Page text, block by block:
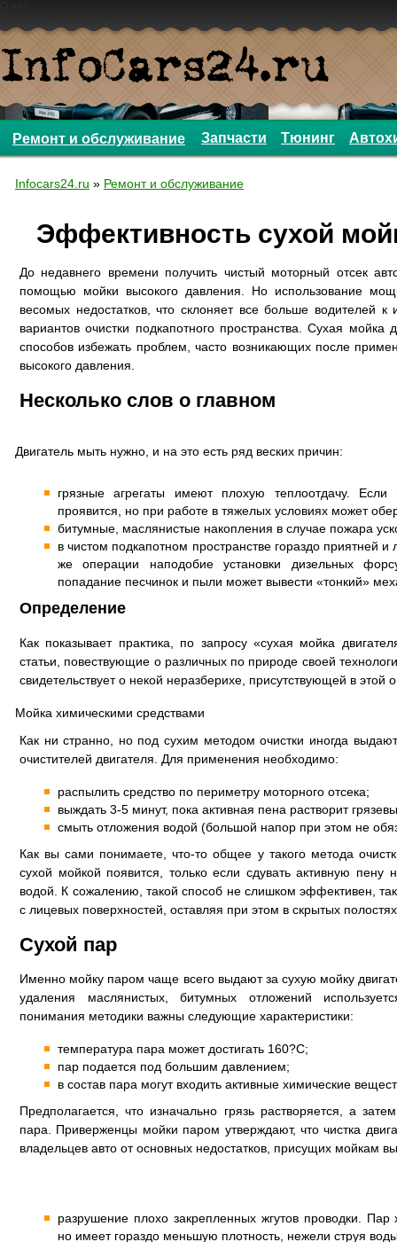
Ремонт и обслуживание Запчасти Тюнинг
Infocars24.ru » Ремонт и обслуживание
Эффективность сухой
До недавнего времени получить чистый моторный отсек
помощью мойки высокого давления. Но использование
весомых недостатков, что склоняет все больше водителей к
вариантов очистки подкапотного пространства. Сухая
способов избежать проблем, часто возникающих после
высокого давления.
Несколько слов о главном
Двигатель мыть нужно, и на это есть ряд веских причин:
грязные агрегаты имеют плохую теплоотдачу.
проявится, но при работе в тяжелых условиях может
битумные, маслянистые накопления в случае пожара
в чистом подкапотном пространстве гораздо приятней и
же операции наподобие установки дизельных
попадание песчинок и пыли может вывести «тонкий»
Определение
Как показывает практика, по запросу «сухая мойка
статьи, повествующие о различных по природе своей
свидетельствует о некой неразберихе, присутствующей в этой
Мойка химическими средствами
Как ни странно, но под сухим методом очистки иногда
очистителей двигателя. Для применения необходимо:
распылить средство по периметру моторного отсека;
выждать 3-5 минут, пока активная пена растворит
смыть отложения водой (большой напор при этом не
Как вы сами понимаете, что-то общее у такого метода
сухой мойкой появится, только если сдувать активную
водой. К сожалению, такой способ не слишком эффективен, так
с лицевых поверхностей, оставляя при этом в скрытых
Сухой пар
Именно мойку паром чаще всего выдают за сухую мойку
удаления маслянистых, битумных отложений
понимания методики важны следующие характеристики:
температура пара может достигать 160?С;
пар подается под большим давлением;
в состав пара могут входить активные химические
Предполагается, что изначально грязь растворяется, а
пара. Приверженцы мойки паром утверждают, что чистка
владельцев авто от основных недостатков, присущих мойкам
разрушение плохо закрепленных жгутов проводки.
но имеет гораздо меньшую плотность, нежели струя